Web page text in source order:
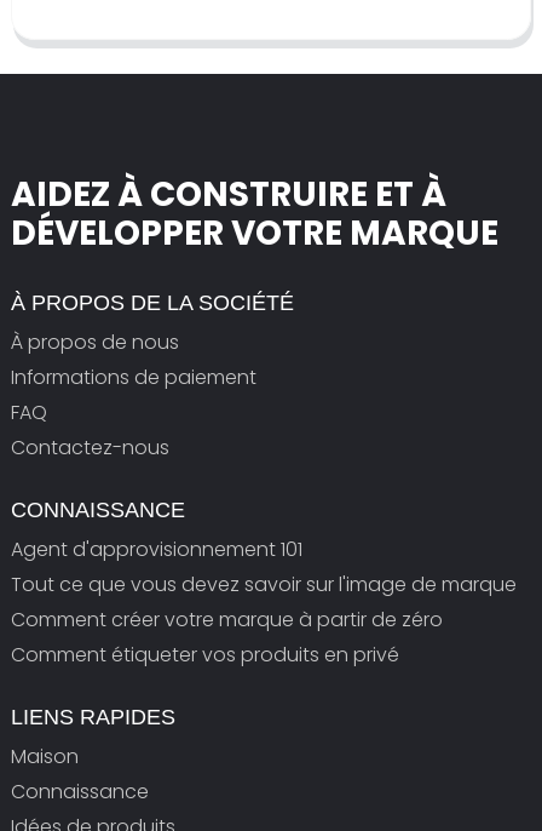
AIDEZ À CONSTRUIRE ET À
DÉVELOPPER VOTRE MARQUE
À PROPOS DE LA SOCIÉTÉ
À propos de nous
Informations de paiement
FAQ
Contactez-nous
CONNAISSANCE
Agent d'approvisionnement 101
Tout ce que vous devez savoir sur l'image de marque
Comment créer votre marque à partir de zéro
Comment étiqueter vos produits en privé
LIENS RAPIDES
Maison
Connaissance